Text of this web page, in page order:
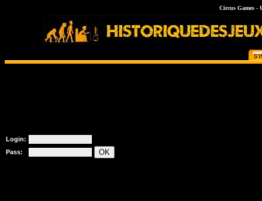
Circus Games -
Login:
Pass: